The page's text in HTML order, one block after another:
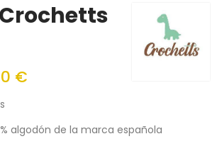
€
algodón de la marca española